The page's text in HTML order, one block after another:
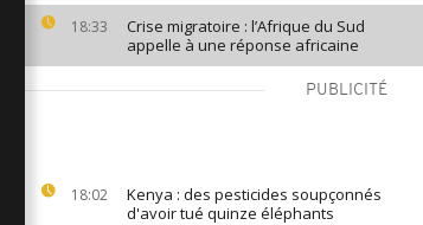
18:33
Crise migratoire : l’Afrique du Sud
appelle à une réponse africaine
PUBLICITÉ
18:02
Kenya : des pesticides soupçonnés
d'avoir tué quinze éléphants